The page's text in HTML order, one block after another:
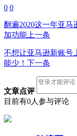
0 0
翻遍2020这一年亚马
加功能 上一条
不想让亚马逊新账号
能少！ 下一条
文章点评
目前有0人参与评论